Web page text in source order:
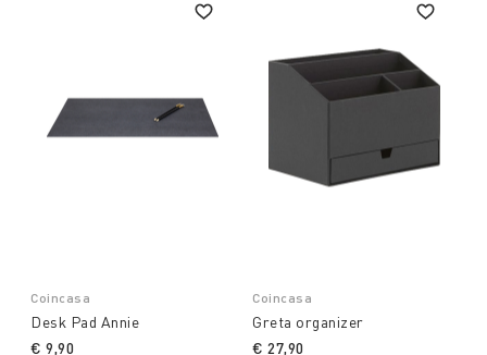
Coincasa
Desk Pad Annie
€ 9,90
Coincasa
Greta organizer
€ 27,90